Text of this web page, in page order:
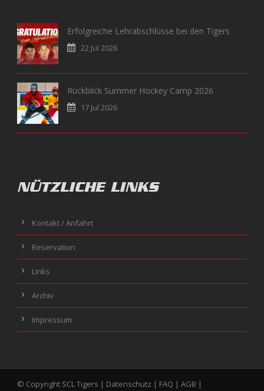
Erfolgreiche Lehrabschlüsse bei den Tigers
22 Jul 2026
Rückblick Summer Hockey Camp 2026
17 Jul 2026
NÜTZLICHE LINKS
Kontakt / Anfahrt
Reservation
Links
Archiv
Impressum
© Copyright SCL Tigers | Datenschutz | FAQ | AGB |